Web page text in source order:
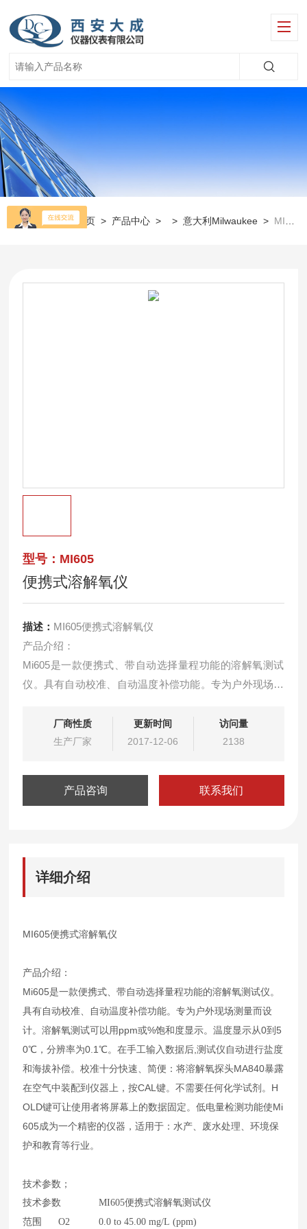
当前位置： 首页 > 产品中心 > >意大利Milwaukee > MI605便携式溶解氧仪
型号：MI605
便携式溶解氧仪
描述： MI605便携式溶解氧仪
产品介绍：
Mi605是一款便携式、带自动选择量程功能的溶解氧测试
仪。具有自动校准、自动温度补偿功能。专为户外现场测
显示从0到50℃，分辨率为0.1℃。在手工输入数据后,测试
仪自动进行盐度和海拔补偿。校准十分快速、简便：将溶
厂商性质
生产厂家
更新时间
2017-12-06
访问量
2138
产品咨询 联系我们
详细介绍
MI605便携式溶解氧仪
产品介绍：
Mi605是一款便携式、带自动选择量程功能的溶解氧测试仪。
具有自动校准、自动温度补偿功能。专为户外现场测量而设
计。溶解氧测试可以用ppm或%饱和度显示。温度显示从0到5
0℃，分辨率为0.1℃。在手工输入数据后,测试仪自动进行盐度
和海拔补偿。校准十分快速、简便：将溶解氧探头MA840暴露
在空气中装配到仪器上，按CAL键。不需要任何化学试剂。H
OLD键可让使用者将屏幕上的数据固定。低电量检测功能使Mi
605成为一个精密的仪器，适用于：水产、废水处理、环境保
护和教育等行业。
技术参数；
技术参数
MI605便携式溶解氧测试仪
范围 O2
0.0 to 45.00 mg/L (ppm)